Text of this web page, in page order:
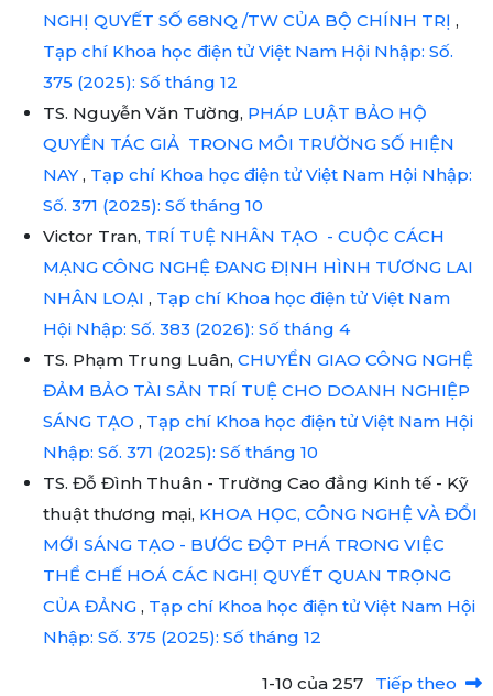
NGHỊ QUYẾT SỐ 68NQ /TW CỦA BỘ CHÍNH TRỊ ,
Tạp chí Khoa học điện tử Việt Nam Hội Nhập: Số.
375 (2025): Số tháng 12
TS. Nguyễn Văn Tường, PHÁP LUẬT BẢO HỘ
QUYỀN TÁC GIẢ TRONG MÔI TRƯỜNG SỐ HIỆN
NAY , Tạp chí Khoa học điện tử Việt Nam Hội Nhập:
Số. 371 (2025): Số tháng 10
Victor Tran, TRÍ TUỆ NHÂN TẠO - CUỘC CÁCH
MẠNG CÔNG NGHỆ ĐANG ĐỊNH HÌNH TƯƠNG LAI
NHÂN LOẠI , Tạp chí Khoa học điện tử Việt Nam
Hội Nhập: Số. 383 (2026): Số tháng 4
TS. Phạm Trung Luân, CHUYỂN GIAO CÔNG NGHỆ
ĐẢM BẢO TÀI SẢN TRÍ TUỆ CHO DOANH NGHIỆP
SÁNG TẠO , Tạp chí Khoa học điện tử Việt Nam Hội
Nhập: Số. 371 (2025): Số tháng 10
TS. Đỗ Đình Thuân - Trường Cao đẳng Kinh tế - Kỹ
thuật thương mại, KHOA HỌC, CÔNG NGHỆ VÀ ĐỔI
MỚI SÁNG TẠO - BƯỚC ĐỘT PHÁ TRONG VIỆC
THỂ CHẾ HOÁ CÁC NGHỊ QUYẾT QUAN TRỌNG
CỦA ĐẢNG , Tạp chí Khoa học điện tử Việt Nam Hội
Nhập: Số. 375 (2025): Số tháng 12
1-10 của 257 Tiếp theo